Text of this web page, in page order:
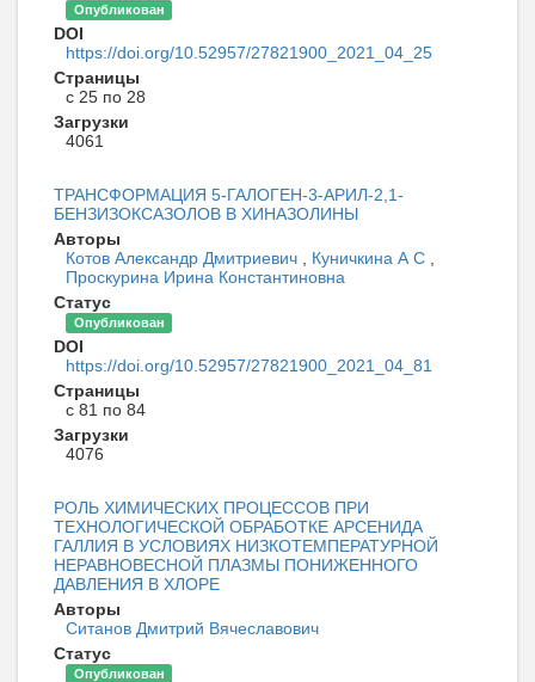
Опубликован
DOI
https://doi.org/10.52957/27821900_2021_04_25
Страницы
с 25 по 28
Загрузки
4061
ТРАНСФОРМАЦИЯ 5-ГАЛОГЕН-3-АРИЛ-2,1-
БЕНЗИЗОКСАЗОЛОВ В ХИНАЗОЛИНЫ
Авторы
Котов Александр Дмитриевич
Куничкина А С
Проскурина Ирина Константиновна
Статус
Опубликован
DOI
https://doi.org/10.52957/27821900_2021_04_81
Страницы
с 81 по 84
Загрузки
4076
РОЛЬ ХИМИЧЕСКИХ ПРОЦЕССОВ ПРИ
ТЕХНОЛОГИЧЕСКОЙ ОБРАБОТКЕ АРСЕНИДА
ГАЛЛИЯ В УСЛОВИЯХ НИЗКОТЕМПЕРАТУРНОЙ
НЕРАВНОВЕСНОЙ ПЛАЗМЫ ПОНИЖЕННОГО
ДАВЛЕНИЯ В ХЛОРЕ
Авторы
Ситанов Дмитрий Вячеславович
Статус
Опубликован